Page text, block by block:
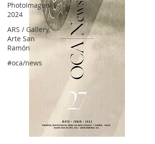
PhotoImagen
2024
ARS / Gallery,
Arte San
Ramón
#oca/news